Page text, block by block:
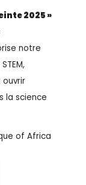
2025 »
notre
ouvrir
la science
of Africa